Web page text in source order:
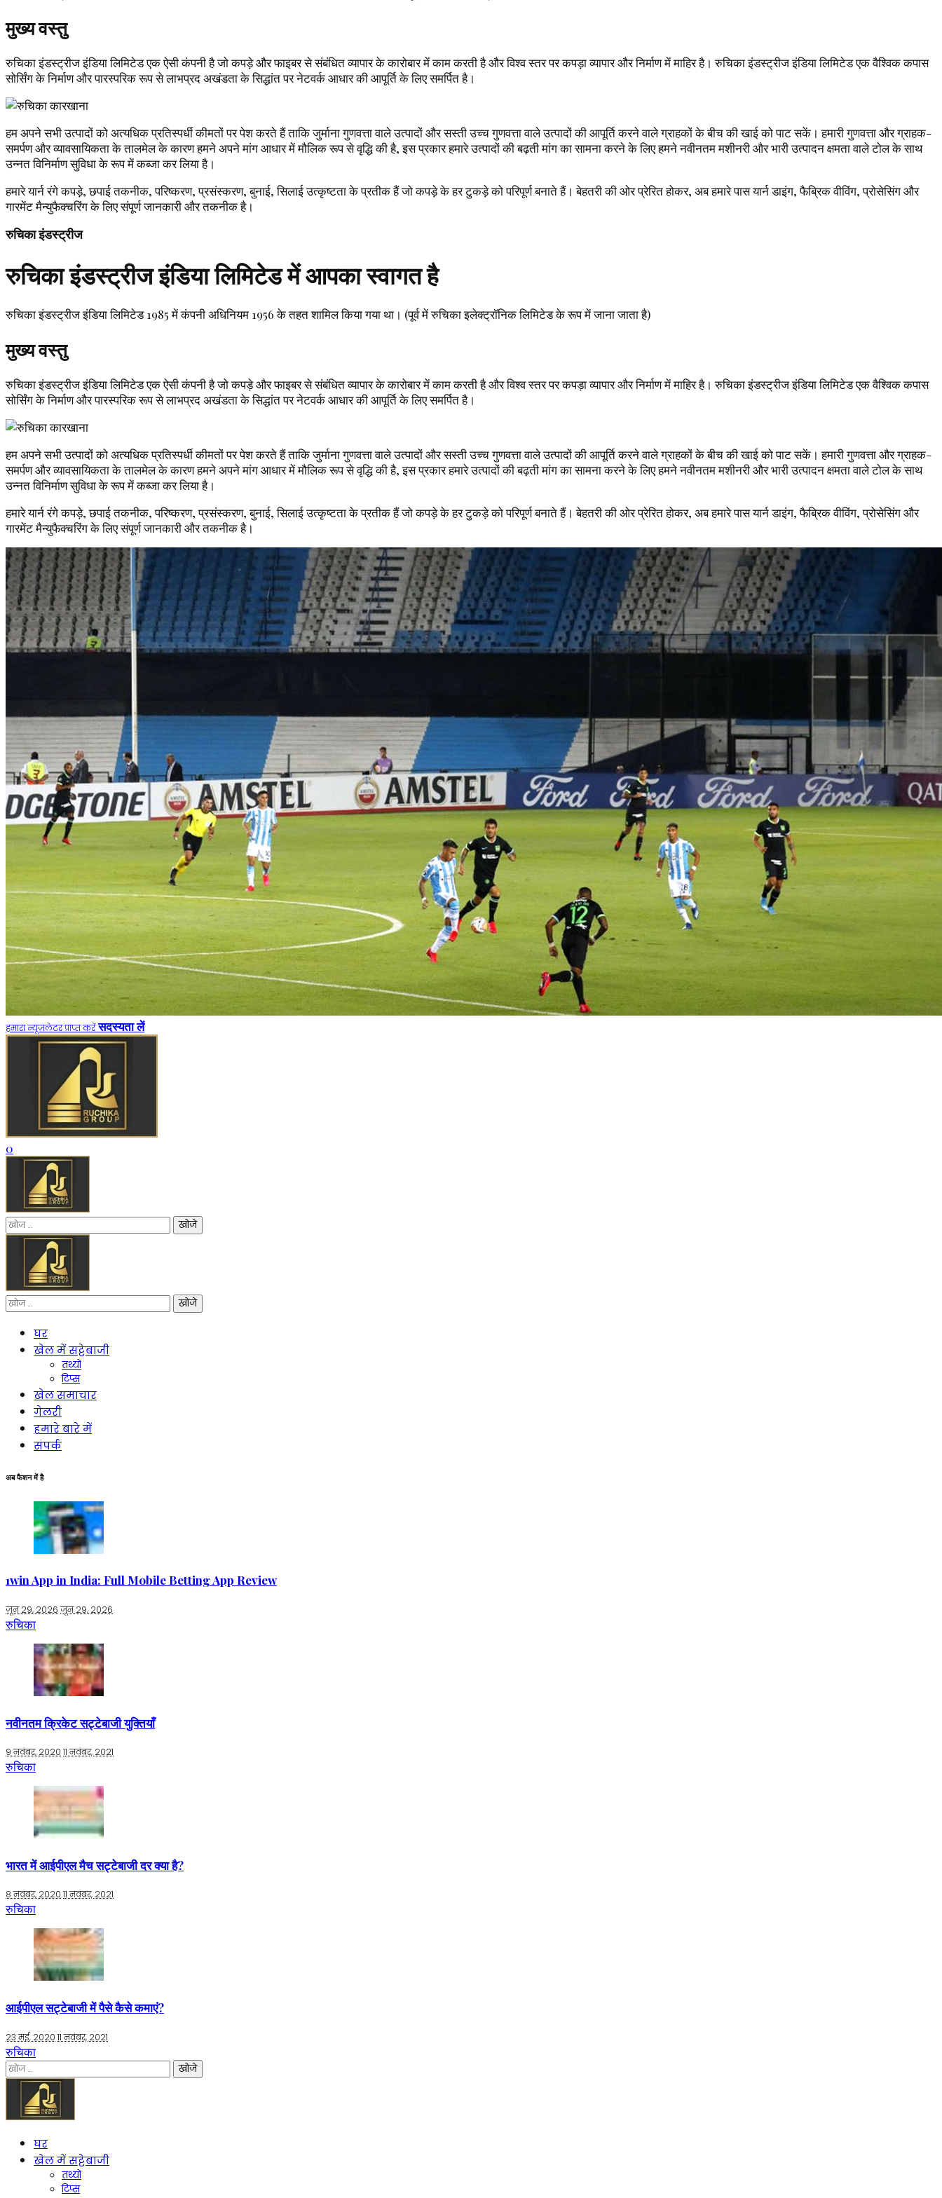
मुख्य वस्तु
रुचिका इंडस्ट्रीज इंडिया लिमिटेड एक ऐसी कंपनी है जो कपड़े और फाइबर से संबंधित व्यापार के कारोबार में काम करती है और विश्व स्तर पर कपड़ा व्यापार और निर्माण में माहिर है। रुचिका इंडस्ट्रीज इंडिया लिमिटेड एक वैश्विक कपास
सोर्सिंग के निर्माण और पारस्परिक रूप से लाभप्रद अखंडता के सिद्धांत पर नेटवर्क आधार की आपूर्ति के लिए समर्पित है।
हम अपने सभी उत्पादों को अत्यधिक प्रतिस्पर्धी कीमतों पर पेश करते हैं ताकि जुर्माना गुणवत्ता वाले उत्पादों और सस्ती उच्च गुणवत्ता वाले उत्पादों की आपूर्ति करने वाले ग्राहकों के बीच की खाई को पाट सकें। हमारी गुणवत्ता और ग्राहक-
समर्पण और व्यावसायिकता के तालमेल के कारण हमने अपने मांग आधार में मौलिक रूप से वृद्धि की है, इस प्रकार हमारे उत्पादों की बढ़ती मांग का सामना करने के लिए हमने नवीनतम मशीनरी और भारी उत्पादन क्षमता वाले टोल के साथ
उन्नत विनिर्माण सुविधा के रूप में कब्जा कर लिया है।
हमारे यार्न रंगे कपड़े, छपाई तकनीक, परिष्करण, प्रसंस्करण, बुनाई, सिलाई उत्कृष्टता के प्रतीक हैं जो कपड़े के हर टुकड़े को परिपूर्ण बनाते हैं। बेहतरी की ओर प्रेरित होकर, अब हमारे पास यार्न डाइंग, फैब्रिक वीविंग, प्रोसेसिंग और
गारमेंट मैन्युफैक्चरिंग के लिए संपूर्ण जानकारी और तकनीक है।
रुचिका इंडस्ट्रीज
रुचिका इंडस्ट्रीज इंडिया लिमिटेड में आपका स्वागत है
रुचिका इंडस्ट्रीज इंडिया लिमिटेड 1985 में कंपनी अधिनियम 1956 के तहत शामिल किया गया था। (पूर्व में रुचिका इलेक्ट्रॉनिक लिमिटेड के रूप में जाना जाता है)
मुख्य वस्तु
रुचिका इंडस्ट्रीज इंडिया लिमिटेड एक ऐसी कंपनी है जो कपड़े और फाइबर से संबंधित व्यापार के कारोबार में काम करती है और विश्व स्तर पर कपड़ा व्यापार और निर्माण में माहिर है। रुचिका इंडस्ट्रीज इंडिया लिमिटेड एक वैश्विक कपास
सोर्सिंग के निर्माण और पारस्परिक रूप से लाभप्रद अखंडता के सिद्धांत पर नेटवर्क आधार की आपूर्ति के लिए समर्पित है।
हम अपने सभी उत्पादों को अत्यधिक प्रतिस्पर्धी कीमतों पर पेश करते हैं ताकि जुर्माना गुणवत्ता वाले उत्पादों और सस्ती उच्च गुणवत्ता वाले उत्पादों की आपूर्ति करने वाले ग्राहकों के बीच की खाई को पाट सकें। हमारी गुणवत्ता और ग्राहक-
समर्पण और व्यावसायिकता के तालमेल के कारण हमने अपने मांग आधार में मौलिक रूप से वृद्धि की है, इस प्रकार हमारे उत्पादों की बढ़ती मांग का सामना करने के लिए हमने नवीनतम मशीनरी और भारी उत्पादन क्षमता वाले टोल के साथ
उन्नत विनिर्माण सुविधा के रूप में कब्जा कर लिया है।
हमारे यार्न रंगे कपड़े, छपाई तकनीक, परिष्करण, प्रसंस्करण, बुनाई, सिलाई उत्कृष्टता के प्रतीक हैं जो कपड़े के हर टुकड़े को परिपूर्ण बनाते हैं। बेहतरी की ओर प्रेरित होकर, अब हमारे पास यार्न डाइंग, फैब्रिक वीविंग, प्रोसेसिंग और
गारमेंट मैन्युफैक्चरिंग के लिए संपूर्ण जानकारी और तकनीक है।
हमारा न्यूज़लेटर प्राप्त करें सदस्यता लें
0
निम्न
को
निम्न
को
खोजें:
घर
खेल में सट्टेबाजी
तथ्यों
टिप्स
खेल समाचार
गेलरी
हमारे बारे में
संपर्क
अब फैशन में है
1win App in India: Full Mobile Betting App Review
जून 29, 2026 जून 29, 2026
रुचिका
नवीनतम क्रिकेट सट्टेबाजी युक्तियाँ
9 नवंबर, 2020 11 नवंबर, 2021
रुचिका
भारत में आईपीएल मैच सट्टेबाजी दर क्या है?
8 नवंबर, 202011 नवंबर, 2021
रुचिका
आईपीएल सट्टेबाजी में पैसे कैसे कमाएं?
23 मई, 2020 11 नवंबर, 2021
रुचिका
निम्न
को
घर
खेल में सट्टेबाजी
तथ्यों
टिप्स